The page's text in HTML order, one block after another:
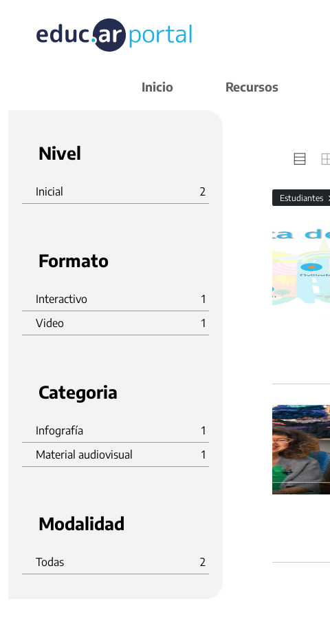
Inicio Recursos
Nivel
Inicial 2
Formato
Interactivo
1
Video
1
Categoria
Infografía
1
Material audiovisual
1
Modalidad
Todas 2
Estudiantes